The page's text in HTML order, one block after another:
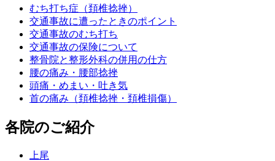
むち打ち症（頚椎捻挫）
交通事故に遭ったときのポイント
交通事故のむち打ち
交通事故の保険について
整骨院と整形外科の併用の仕方
腰の痛み・腰部捻挫
頭痛・めまい・吐き気
首の痛み（頚椎捻挫・頚椎損傷）
各院のご紹介
上尾